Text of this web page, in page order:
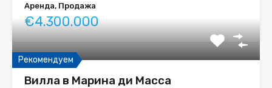
Аренда, Продажа
€4.300.000
Рекомендуем
Вилла в Марина ди Масса